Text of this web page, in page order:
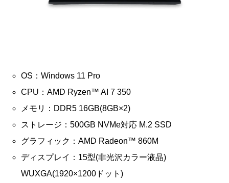
OS：Windows 11 Pro
CPU：AMD Ryzen™ AI 7 350
メモリ：DDR5 16GB(8GB×2)
ストレージ：500GB NVMe対応 M.2 SSD
グラフィック：AMD Radeon™ 860M
ディスプレイ：15型(非光沢カラー液晶)
WUXGA(1920×1200ドット)